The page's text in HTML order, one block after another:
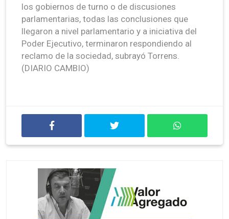
los gobiernos de turno o de discusiones
parlamentarias, todas las conclusiones que
llegaron a nivel parlamentario y a iniciativa del
Poder Ejecutivo, terminaron respondiendo al
reclamo de la sociedad, subrayó Torrens.
(DIARIO CAMBIO)